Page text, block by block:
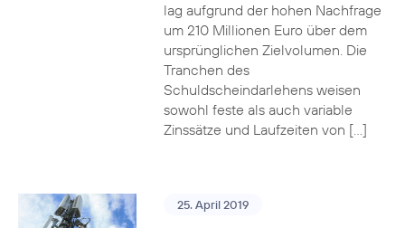
lag aufgrund der hohen Nachfrage
um 210 Millionen Euro über dem
ursprünglichen Zielvolumen. Die
Tranchen des
Schuldscheindarlehens weisen
sowohl feste als auch variable
Zinssätze und Laufzeiten von […]
25. April 2019